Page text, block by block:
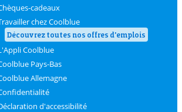
cadeaux
chez Coolblue
Découvrez toutes nos offres d'emplois
Coolblue
Pays-Bas
Allemagne
d'accessibilité